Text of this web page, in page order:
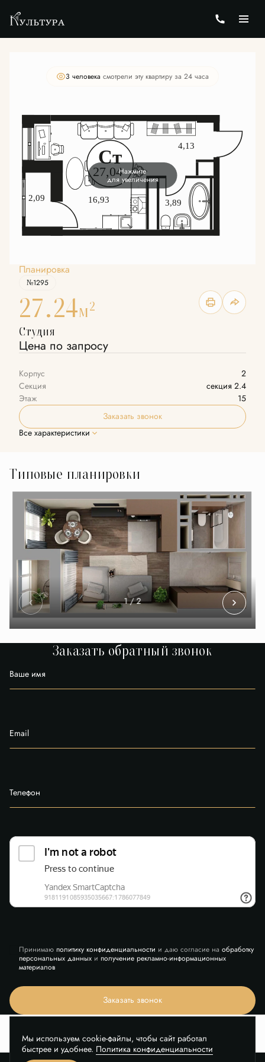
Студия27.24 м Цена по запросу
3 человекa смотрели эту квартиру за 24 часа
Нажмите
для увеличения
Планировка
№1295
27.24м2
Студия
Цена по запросу
Корпус
2
Секция
секция 2.4
Этаж
15
Заказать звонок
Все характеристики
Типовые планировки
1 / 2
Заказать обратный звонок
Ваше имя
Email
Телефон
Принимаю политику конфиденциальности и даю согласие на обработку
персональных данныхи получение рекламно-информационных
материалов
Заказать звонок
Мы используем cookie-файлы, чтобы сайт работал
быстрее и удобнее. Политика конфиденциальности